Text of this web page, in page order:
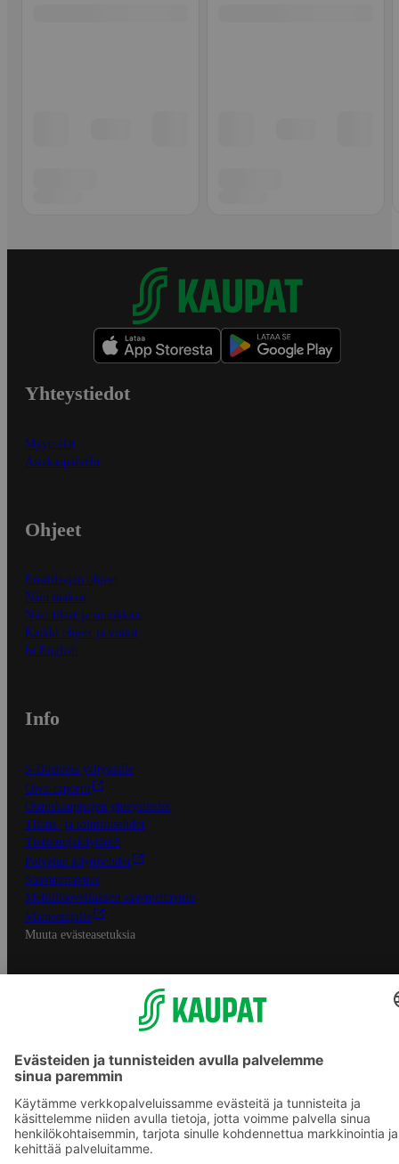
Yhteystiedot
Myymälät
Asiakaspalvelu
Ohjeet
Ensitilaajan ohjeet
Näin maksat
Näin tilaat ja muokkaat
Kaikki ohjeet ja vinkit
In English
Info
S-Business yrityksille
Oiva-raportit
Osuuskauppojen yhteystiedot
Tilaus- ja toimitusehdot
Tietosuojakäytäntö
Palvelun käyttöehdot
Saavutettavuus
Mobiilisovelluksen saavutettavuus
Mainostajalle
Muuta evästeasetuksia
S-ryhmän palvelut
S-ryhmä
Asiakasomistajuus
S-ostoslista -sovellus
Prisma.fi
Sokos.fi